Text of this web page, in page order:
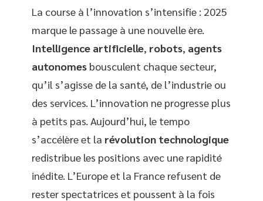
La course à l’innovation s’intensifie : 2025
marque le passage à une nouvelle ère.
Intelligence artificielle, robots, agents
autonomes bousculent chaque secteur,
qu’il s’agisse de la santé, de l’industrie ou
des services. L’innovation ne progresse plus
à petits pas. Aujourd’hui, le tempo
s’accélère et la révolution technologique
redistribue les positions avec une rapidité
inédite. L’Europe et la France refusent de
rester spectatrices et poussent à la fois